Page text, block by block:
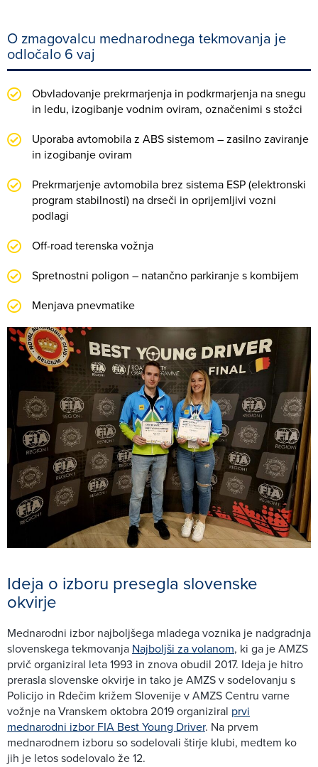
O zmagovalcu mednarodnega tekmovanja je
odločalo 6 vaj
Obvladovanje prekrmarjenja in podkrmarjenja na snegu
in ledu, izogibanje vodnim oviram, označenimi s stožci
Uporaba avtomobila z ABS sistemom – zasilno zaviranje
in izogibanje oviram
Prekrmarjenje avtomobila brez sistema ESP (elektronski
program stabilnosti) na drseči in oprijemljivi vozni
podlagi
Off-road terenska vožnja
Spretnostni poligon – natančno parkiranje s kombijem
Menjava pnevmatike
Ideja o izboru presegla slovenske
okvirje
Mednarodni izbor najboljšega mladega voznika je nadgradnja
slovenskega tekmovanja Najboljši za volanom, ki ga je AMZS
prvič organiziral leta 1993 in znova obudil 2017. Ideja je hitro
prerasla slovenske okvirje in tako je AMZS v sodelovanju s
Policijo in Rdečim križem Slovenije v AMZS Centru varne
vožnje na Vranskem oktobra 2019 organiziral prvi
mednarodni izbor FIA Best Young Driver. Na prvem
mednarodnem izboru so sodelovali štirje klubi, medtem ko
jih je letos sodelovalo že 12.